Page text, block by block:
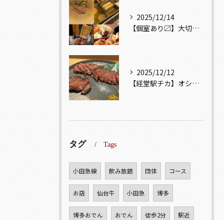
2025/12/14
【個室あり〼】大切な記念日、お祝い事でのご来店ぜひお待ちして...
2025/12/12
【経堂駅チカ】オシャレ居酒屋🏮自慢のお肉が楽しめる🐃お得なコ...
タグ Tags
小田急線 飲み放題 団体 コース
お店 仙台牛 小田急 博多
博多おでん おでん 徒歩2分 駅近